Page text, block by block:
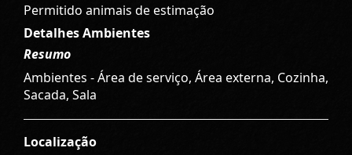
Permitido animais de estimação
Detalhes Ambientes
Resumo
Ambientes - Área de serviço, Área externa, Cozinha,
Sacada, Sala
Localização